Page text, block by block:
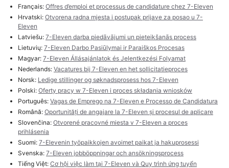
Français: Offres d’emploi et processus de candidature chez 7-Eleven
Hrvatski: Otvorena radna mjesta i postupak prijave za posao u 7-
Eleven
Latviešu: 7-Eleven darba piedāvājumi un pieteikšanās process
Lietuvių: 7-Eleven Darbo Pasiūlymai ir Paraiškos Procesas
Magyar: 7-Eleven Állásajánlatok és Jelentkezési Folyamat
Nederlands: Vacatures bij 7-Eleven en het sollicitatieproces
Norsk: Ledige stillinger og søknadsprosess hos 7-Eleven
Polski: Oferty pracy w 7-Eleven i proces składania wniosków
Português: Vagas de Emprego na 7-Eleven e Processo de Candidatura
Română: Oportunități de angajare la 7-Eleven și procesul de aplicare
Slovenčina: Otvorené pracovné miesta v 7-Eleven a proces
prihlásenia
Suomi: 7-Elevenin työpaikkojen avoimet paikat ja hakuprosessi
Svenska: 7-Eleven jobböppningar och ansökningsprocess
Tiếng Việt: Cơ hội việc làm tại 7-Eleven và Quy trình ứng tuyển